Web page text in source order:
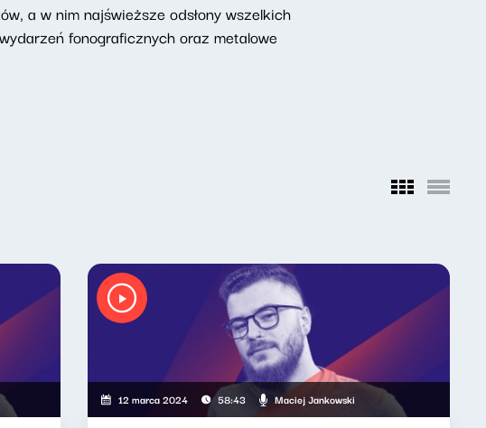
a w nim najświeższe odsłony wszelkich
fonograficznych oraz metalowe
12 marca 2024 58:43 Maciej Jankowski